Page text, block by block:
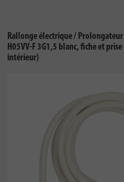
Rallonge électrique /
H05VV-F 3G1,5 blanc, fiche et
intérieur)